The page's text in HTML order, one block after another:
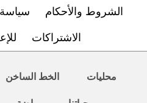
الشروط والأحكام
الاشتراكات
محليات الخط الساخن